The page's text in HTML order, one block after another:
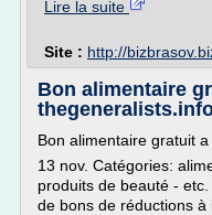
Lire la suite
Site : http://
Bon alimentaire
Bon alimentaire gratuit
13 nov. Catégories:
produits de beauté -
de bons de réductions